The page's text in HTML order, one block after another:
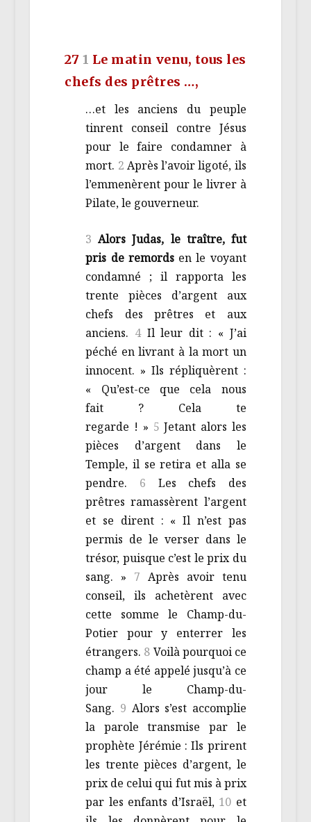
27 1 Le matin venu, tous les
chefs des prêtres …,
…et les anciens du peuple
tinrent conseil contre Jésus
pour le faire condamner à
mort. 2 Après l’avoir ligoté, ils
l’emmenèrent pour le livrer à
Pilate, le gouverneur.
3Alors Judas, le traître, fut
pris de remordsen le voyant
condamné ; il rapporta les
trente pièces d’argent aux
chefs des prêtres et aux
anciens. 4 Il leur dit : « J’ai
péché en livrant à la mort un
innocent. » Ils répliquèrent :
« Qu’est-ce que cela nous
fait ? Cela te
regarde ! » 5Jetant alors les
pièces d’argent dans le
Temple, il se retira et alla se
pendre. 6 Les chefs des
prêtres ramassèrent l’argent
et se dirent : « Il n’est pas
permis de le verser dans le
trésor, puisque c’est le prix du
sang. » 7 Après avoir tenu
conseil, ils achetèrent avec
cette somme le Champ-du-
Potier pour y enterrer les
étrangers. 8 Voilà pourquoi ce
champ a été appelé jusqu’à ce
jour le Champ-du-
Sang. 9 Alors s’est accomplie
la parole transmise par le
prophète Jérémie : Ils prirent
les trente pièces d’argent, le
prix de celui qui fut mis à prix
par les enfants d’Israël, 10 et